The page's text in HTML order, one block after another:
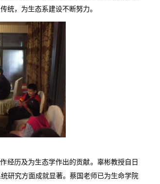
统，为生态系建设不断努力。
经历及为生态学作出的贡献。辜彬教授自日
研究方面成就显著。蔡国老师已为生命学院